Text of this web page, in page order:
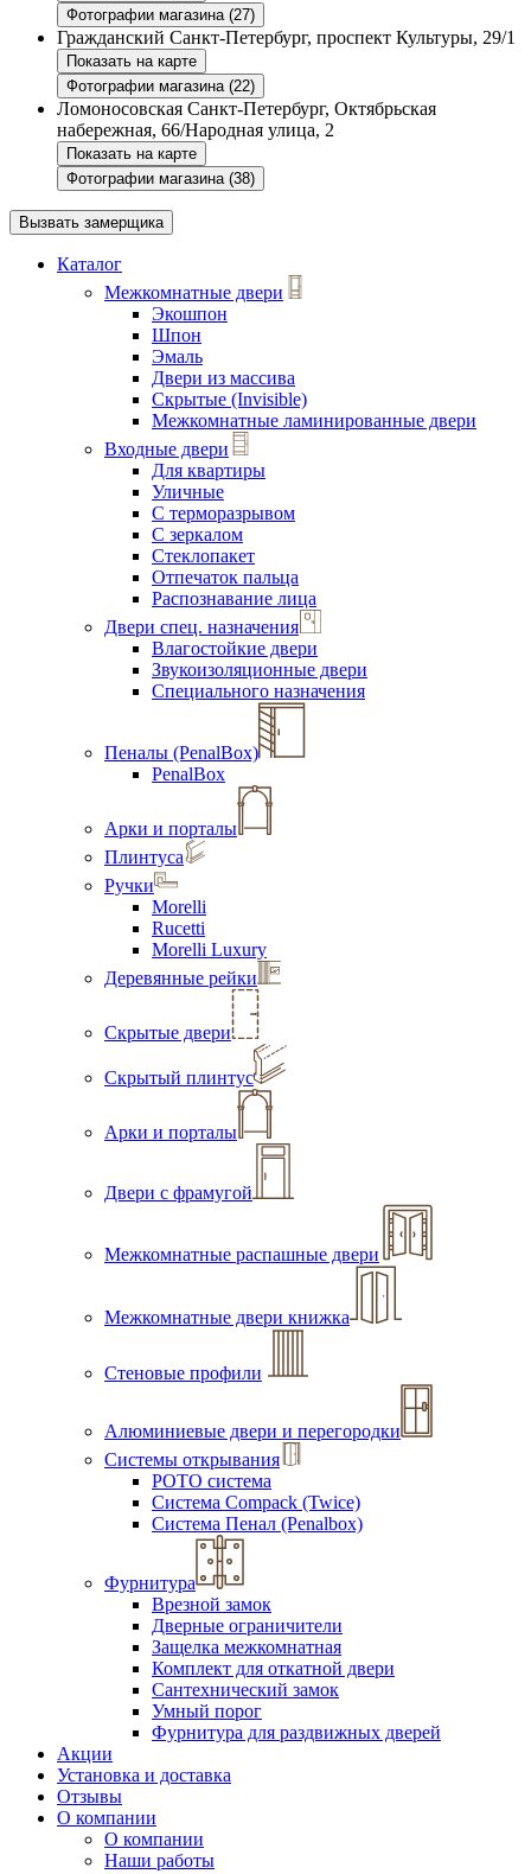
Фотографии магазина (27)
Гражданский Санкт-Петербург, проспект Культуры, 29/1
Показать на карте
Фотографии магазина (22)
Ломоносовская Санкт-Петербург, Октябрьская
набережная, 66/Народная улица, 2
Показать на карте
Фотографии магазина (38)
Вызвать замерщика
Каталог
Межкомнатные двери
Экошпон
Шпон
Эмаль
Двери из массива
Скрытые (Invisible)
Межкомнатные ламинированные двери
Входные двери
Для квартиры
Уличные
С терморазрывом
С зеркалом
Стеклопакет
Отпечаток пальца
Распознавание лица
Двери спец. назначения
Влагостойкие двери
Звукоизоляционные двери
Специального назначения
Пеналы (PenalBox)
PenalBox
Арки и порталы
Плинтуса
Ручки
Morelli
Rucetti
Morelli Luxury
Деревянные рейки
Скрытые двери
Скрытый плинтус
Арки и порталы
Двери с фрамугой
Межкомнатные распашные двери
Межкомнатные двери книжка
Стеновые профили
Алюминиевые двери и перегородки
Системы открывания
РОТО система
Система Compack (Twice)
Система Пенал (Penalbox)
Фурнитура
Врезной замок
Дверные ограничители
Защелка межкомнатная
Комплект для откатной двери
Сантехнический замок
Умный порог
Фурнитура для раздвижных дверей
Акции
Установка и доставка
Отзывы
О компании
О компании
Наши работы